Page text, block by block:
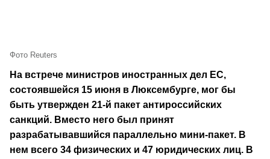
Фото Reuters
На встрече министров иностранных дел ЕС,
состоявшейся 15 июня в Люксембурге, мог бы
быть утвержден 21-й пакет антироссийских
санкций. Вместо него был принят
разрабатывавшийся параллельно мини-пакет. В
нем всего 34 физических и 47 юридических лиц. В